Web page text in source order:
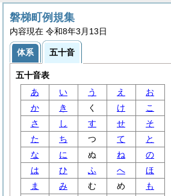
磐梯町例規集
内容現在 令和8年3月13日
体系 五十音
五十音表
あ
い う え
お
か
き く け
こ
さ
し す せ
そ
た
ち つ て
と
な
に ぬ ね
の
は
ひ ふ へ
ほ
ま
み む め
も